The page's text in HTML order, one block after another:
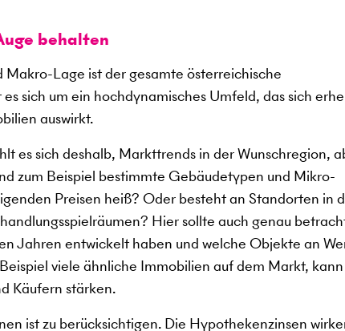
behalten
Lage ist der gesamte österreichische
sich um ein hochdynamisches Umfeld, das sich
auswirkt.
es sich deshalb, Markttrends in der Wunschregion,
zum Beispiel bestimmte Gebäudetypen und Mikro-
Preisen heiß? Oder besteht an Standorten in
Hier sollte auch genau
Jahren entwickelt haben und welche Objekte an
viele ähnliche Immobilien auf dem Markt,
Käufern stärken.
ist zu berücksichtigen. Die Hypothekenzinsen